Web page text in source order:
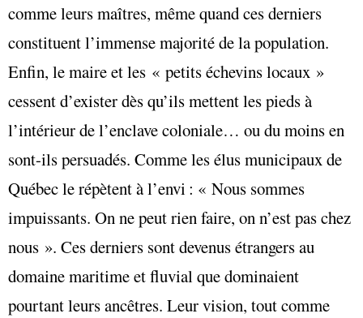
comme leurs maîtres, même quand ces derniers
constituent l’immense majorité de la population.
Enfin, le maire et les « petits échevins locaux »
cessent d’exister dès qu’ils mettent les pieds à
l’intérieur de l’enclave coloniale… ou du moins en
sont-ils persuadés. Comme les élus municipaux de
Québec le répètent à l’envi : « Nous sommes
impuissants. On ne peut rien faire, on n’est pas chez
nous ». Ces derniers sont devenus étrangers au
domaine maritime et fluvial que dominaient
pourtant leurs ancêtres. Leur vision, tout comme